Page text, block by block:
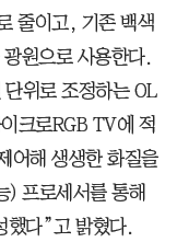
줄이고, 기존 백색
원으로 사용한다.
위로 조정하는 OL
크로RGB TV에 적
어해 생생한 화질을
) 프로세서를 통해
다”고 밝혔다.